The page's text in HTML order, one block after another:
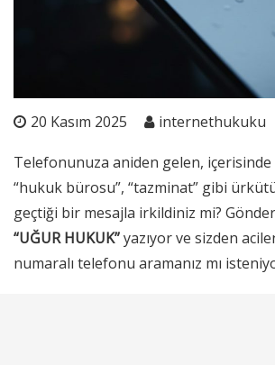
20 Kasım 2025 internethukuku
Telefonunuza aniden gelen, içerisinde
“hukuk bürosu”, “tazminat” gibi
geçtiği bir mesajla irkildiniz mi?
“UĞUR HUKUK”yazıyor ve sizden
numaralı telefonu aramanız mı